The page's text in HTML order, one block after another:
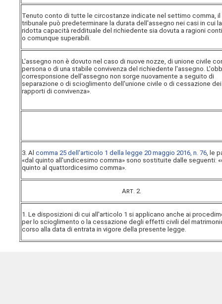
Tenuto conto di tutte le circostanze indicate nel settimo comma, il
tribunale può predeterminare la durata dell'assegno nei casi in cui la
ridotta capacità reddituale del richiedente sia dovuta a ragioni
o comunque superabili.
L'assegno non è dovuto nel caso di nuove nozze, di unione civile
persona o di una stabile convivenza del richiedente l'assegno.
corresponsione dell'assegno non sorge nuovamente a seguito di
separazione o di scioglimento dell'unione civile o di cessazione dei
rapporti di convivenza».
3. Alcomma 25 dell'articolo 1 della legge 20 maggio 2016, n. 76 , le
«dal quinto all'undicesimo comma» sono sostituite dalle seguenti:
quinto al quattordicesimo comma».
Art . 2.
1. Le disposizioni di cui all'articolo 1 si applicano anche ai
per lo scioglimento o la cessazione degli effetti civili del
corso alla data di entrata in vigore della presente legge.